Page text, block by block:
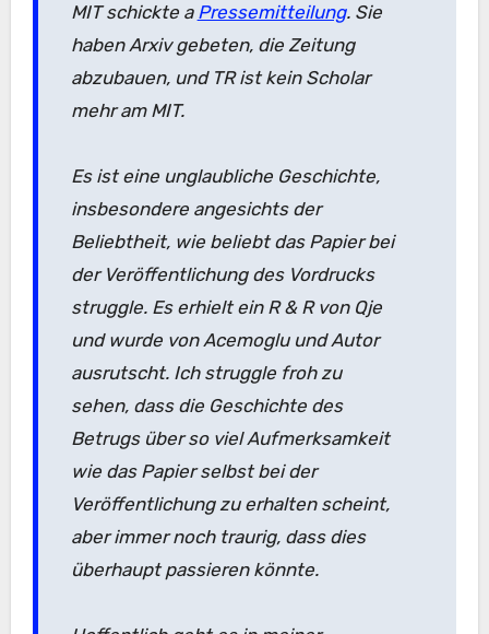
MIT schickte a Pressemitteilung. Sie
haben Arxiv gebeten, die Zeitung
abzubauen, und TR ist kein Scholar
mehr am MIT.
Es ist eine unglaubliche Geschichte,
insbesondere angesichts der
Beliebtheit, wie beliebt das Papier bei
der Veröffentlichung des Vordrucks
struggle. Es erhielt ein R & R von Qje
und wurde von Acemoglu und Autor
ausrutscht. Ich struggle froh zu
sehen, dass die Geschichte des
Betrugs über so viel Aufmerksamkeit
wie das Papier selbst bei der
Veröffentlichung zu erhalten scheint,
aber immer noch traurig, dass dies
überhaupt passieren könnte.